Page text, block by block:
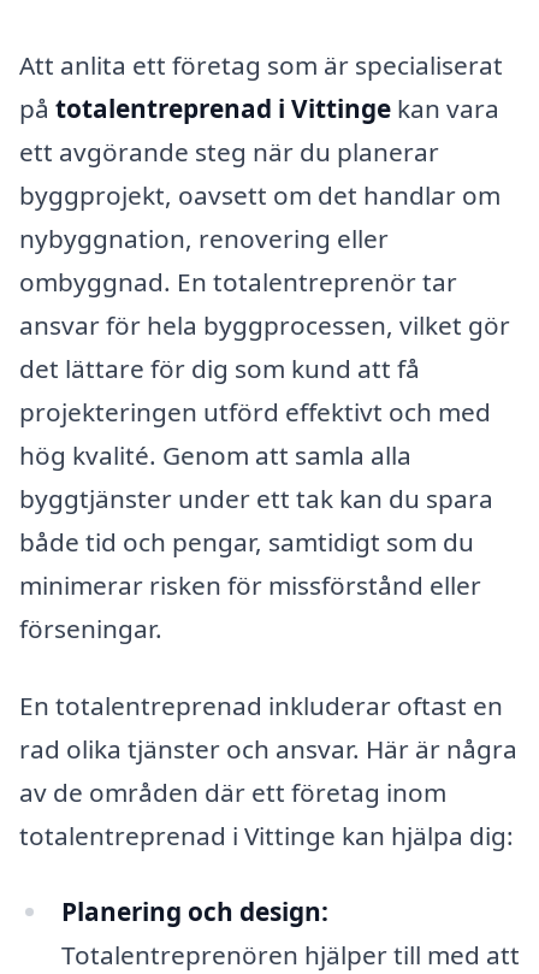
Att anlita ett företag som är specialiserat
på totalentreprenad i Vittinge kan vara
ett avgörande steg när du planerar
byggprojekt, oavsett om det handlar om
nybyggnation, renovering eller
ombyggnad. En totalentreprenör tar
ansvar för hela byggprocessen, vilket gör
det lättare för dig som kund att få
projekteringen utförd effektivt och med
hög kvalité. Genom att samla alla
byggtjänster under ett tak kan du spara
både tid och pengar, samtidigt som du
minimerar risken för missförstånd eller
förseningar.
En totalentreprenad inkluderar oftast en
rad olika tjänster och ansvar. Här är några
av de områden där ett företag inom
totalentreprenad i Vittinge kan hjälpa dig:
Planering och design:
Totalentreprenören hjälper till med att